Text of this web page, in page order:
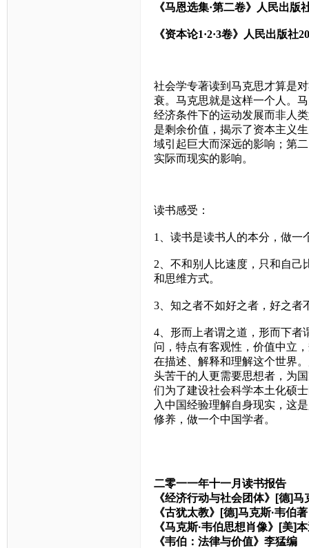
《马恩选集·第二卷》人民出版
《资本论1·2·3卷》人民出版社
社会学专著读到马克思才算是
衰。马克思就是这样一个人。
经济条件下的运动发展而非人
是剩余价值，揭示了资本主义
域引起巨大而深远的影响；第
实际而现实的影响。
读书感受：
1 、读书是读书人的本分，做
2 、不和别人比速度，只和自
和思维方式。
3、知之者不如好之者，好之者
4、形而上者谓之道，形而下者
问，特点有客观性，价值中立
在描述、解释和理解这个世界
头苦干的人更需要思想者，为
们为了建设社会科学本土化硕
入中国经验理解自身现实，这
修养，做一个中国学者。
二零一一年十一月读书报告
《经济行动与社会团体》[德]
《古犹太教》[德]马克斯·韦伯
《马克斯·韦伯思想肖像》[美]
《韦伯：法律与价值》李猛编